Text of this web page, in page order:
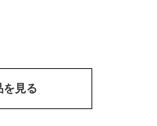
を見る